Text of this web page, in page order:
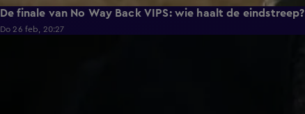
De finale van No Way Back VIPS: wie haalt de eindstreep?
Do 26 feb, 20:27